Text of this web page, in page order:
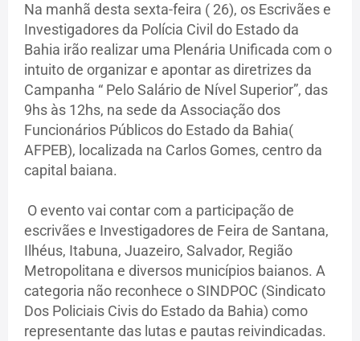
Na manhã desta sexta-feira ( 26), os Escrivães e
Investigadores da Polícia Civil do Estado da
Bahia irão realizar uma Plenária Unificada com o
intuito de organizar e apontar as diretrizes da
Campanha “ Pelo Salário de Nível Superior”, das
9hs às 12hs, na sede da Associação dos
Funcionários Públicos do Estado da Bahia(
AFPEB), localizada na Carlos Gomes, centro da
capital baiana.
O evento vai contar com a participação de
escrivães e Investigadores de Feira de Santana,
Ilhéus, Itabuna, Juazeiro, Salvador, Região
Metropolitana e diversos municípios baianos. A
categoria não reconhece o SINDPOC (Sindicato
Dos Policiais Civis do Estado da Bahia) como
representante das lutas e pautas reivindicadas.